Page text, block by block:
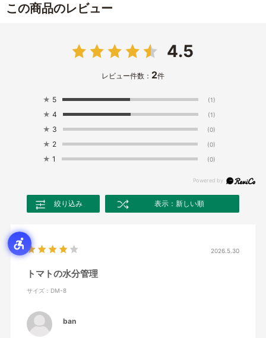
この商品のレビュー
4.5
レビュー件数： 2件
★ 5 (1)
★ 4 (1)
★ 3 (0)
★ 2 (0)
★ 1 (0)
絞り込み 表示：新しい順
2026.5.30
トマトの水分管理
サイズ：DM-8
ban